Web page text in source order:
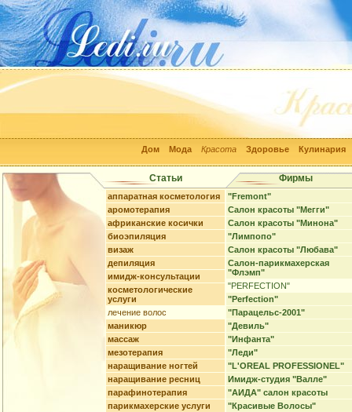
Дом Мода Красота Здоровье Кулинария
Статьи Фирмы
аппаратная косметология
аромотерапия
африканские косички
биоэпиляция
визаж
депиляция
имидж-консультации
косметологические
услуги
лечение волос
маникюр
массаж
мезотерапия
наращивание ногтей
наращивание ресниц
парафинотерапия
парикмахерские услуги
"Fremont"
Салон красоты "Мегги"
Салон красоты "Минона"
"Лимпопо"
Салон красоты "Любава"
Салон-парикмахерская
"Флэмп"
"PERFECTION"
"Perfection"
"Парацельс-2001"
"Девиль"
"Инфанта"
"Леди"
"L'OREAL PROFESSIONEL"
Имидж-студия "Валле"
"АИДА" салон красоты
"Красивые Волосы"